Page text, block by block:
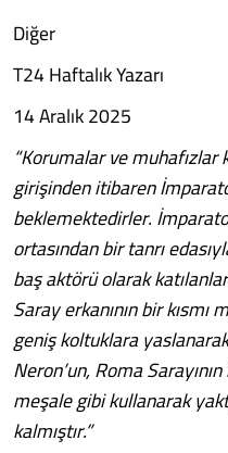
Diğer
T24 Haftalık Yazarı
14 Aralık 2025
“Korumalar ve muhafızlar
girişinden itibaren
beklemektedirler.
ortasından bir tanrı
baş aktörü olarak
Saray erkanının bir
geniş koltuklara
Neron’un, Roma
meşale gibi kullanarak
kalmıştır.”